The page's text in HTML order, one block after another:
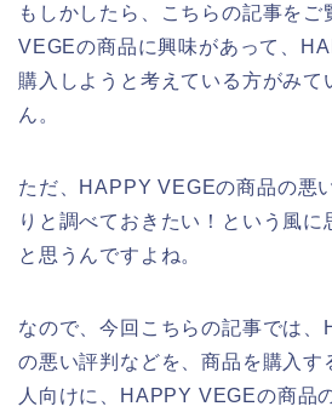
もしかしたら、こちらの記事を
VEGEの商品に興味があって、
購入しようと考えている方がみて
ん。
ただ、HAPPY VEGEの商品の悪
りと調べておきたい！という風に
と思うんですよね。
なので、今回こちらの記事では
の悪い評判などを、商品を購入す
人向けに、HAPPY VEGEの商品